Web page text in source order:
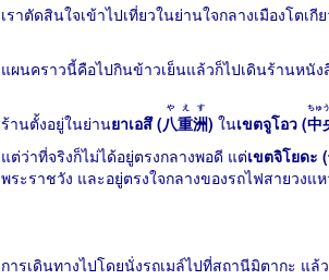
เราตัดสินใจเข้าไปเที่ยวในย่านใจกลางเมืองโตเกี
แผนคราวนี้คือไปกินข้าวเย็นแล้วก็ไปเดินร้านหนั
ร้านตั้งอยู่ในย่านยาเอสึ (八重洲
やえす
) ในเขตจูโอว (中
ちゅ
แต่ว่าที่จริงก็ไม่ได้อยู่ตรงกลางพอดี แต่เขตจิโยดะ (
พระราชวัง และอยู่ตรงใจกลางของรถไฟสายวงแ
การเดินทางไปโดยนั่งรถเมล์ไปที่สถานีมิตากะ แ